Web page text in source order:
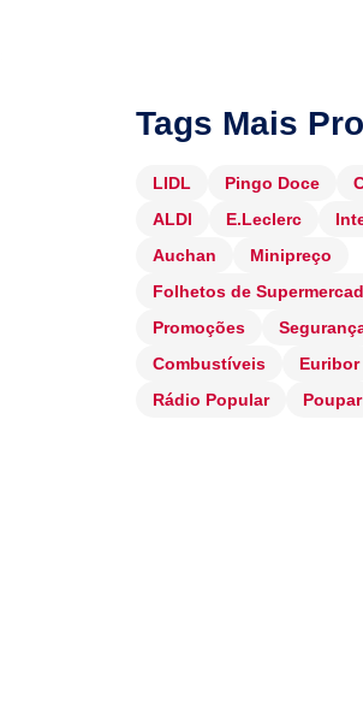
Tags Mais
LIDL Pingo Doce
ALDI
E.Leclerc
Auchan
Minipreço
Folhetos de
Promoções
Combustíveis
Euribor
Rádio Popular
Poupar